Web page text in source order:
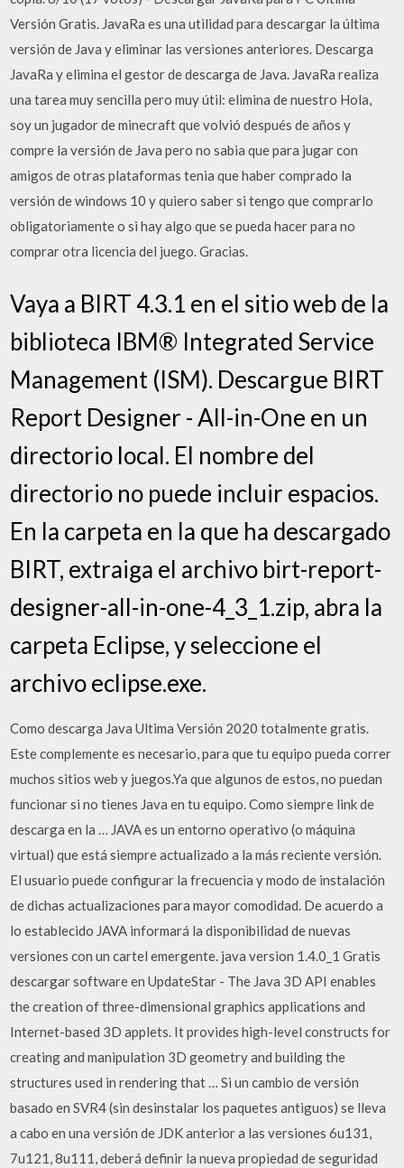
Versión Gratis. JavaRa es una utilidad para descargar la última
versión de Java y eliminar las versiones anteriores. Descarga
JavaRa y elimina el gestor de descarga de Java. JavaRa realiza
una tarea muy sencilla pero muy útil: elimina de nuestro Hola,
soy un jugador de minecraft que volvió después de años y
compre la versión de Java pero no sabia que para jugar con
amigos de otras plataformas tenia que haber comprado la
versión de windows 10 y quiero saber si tengo que comprarlo
obligatoriamente o si hay algo que se pueda hacer para no
comprar otra licencia del juego. Gracias.
Vaya a BIRT 4.3.1 en el sitio web de la
biblioteca IBM® Integrated Service
Management (ISM). Descargue BIRT
Report Designer - All-in-One en un
directorio local. El nombre del
directorio no puede incluir espacios.
En la carpeta en la que ha descargado
BIRT, extraiga el archivo birt-report-
designer-all-in-one-4_3_1.zip, abra la
carpeta Eclipse, y seleccione el
archivo eclipse.exe.
Como descarga Java Ultima Versión 2020 totalmente gratis.
Este complemente es necesario, para que tu equipo pueda correr
muchos sitios web y juegos.Ya que algunos de estos, no puedan
funcionar si no tienes Java en tu equipo. Como siempre link de
descarga en la … JAVA es un entorno operativo (o máquina
virtual) que está siempre actualizado a la más reciente versión.
El usuario puede configurar la frecuencia y modo de instalación
de dichas actualizaciones para mayor comodidad. De acuerdo a
lo establecido JAVA informará la disponibilidad de nuevas
versiones con un cartel emergente. java version 1.4.0_1 Gratis
descargar software en UpdateStar - The Java 3D API enables
the creation of three-dimensional graphics applications and
Internet-based 3D applets. It provides high-level constructs for
creating and manipulation 3D geometry and building the
structures used in rendering that … Si un cambio de versión
basado en SVR4 (sin desinstalar los paquetes antiguos) se lleva
a cabo en una versión de JDK anterior a las versiones 6u131,
7u121, 8u111, deberá definir la nueva propiedad de seguridad